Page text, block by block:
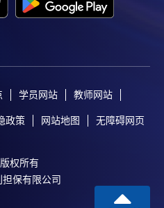
学员网站 教师网站
政策 网站地图 无障碍网页
权所有
保有限公司